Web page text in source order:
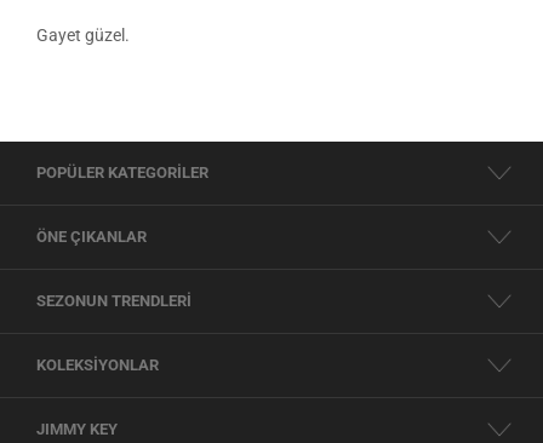
Gayet güzel.
POPÜLER KATEGORİLER
ÖNE ÇIKANLAR
SEZONUN TRENDLERİ
KOLEKSİYONLAR
JIMMY KEY